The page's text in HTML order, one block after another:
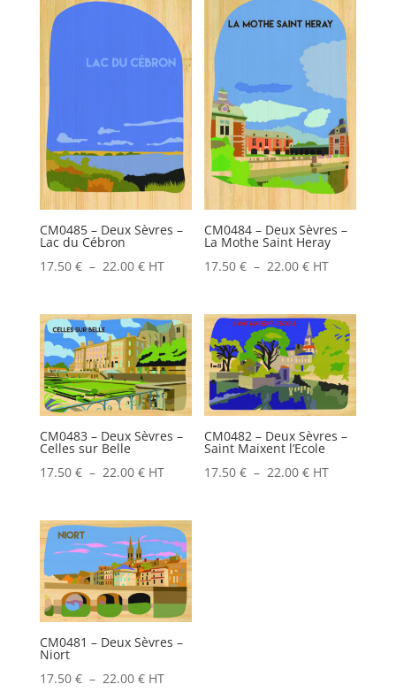
à
22.00 €
CM0485 – Deux Sèvres –
Lac du Cébron
17.50 € – 22.00 €Plage
prix :
17.50 €
à
22.00 €
HT
CM0484 – Deux Sèvres –
La Mothe Saint Heray
17.50€ – 22.00€Plage
prix :
17.50 €
à
22.00 €
HT
CM0483 – Deux Sèvres –
Celles sur Belle
17.50 € – 22.00 €Plage
prix :
17.50 €
à
22.00 €
HT
CM0482 – Deux Sèvres –
Saint Maixent l’Ecole
17.50€ – 22.00€Plage
HT
CM0481 – Deux Sèvres –
Niort
17.50 € – 22.00 €Plage
HT